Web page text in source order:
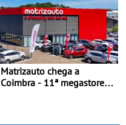
lançamento, os primeiros
clientes beneficiam da
oferta de 3 anos de
manutenção incluída
Matrizauto chega a
Coimbra - 11ª megastore